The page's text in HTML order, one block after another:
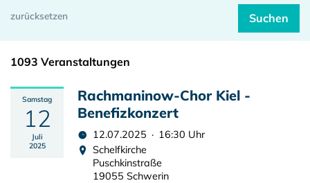
1093 Veranstaltungen
Samstag
12
Juli
2025
Rachmaninow-Chor Kiel -
Benefizkonzert
12.07.2025 · 16:30 Uhr
Schelfkirche
Puschkinstraße
19055 Schwerin